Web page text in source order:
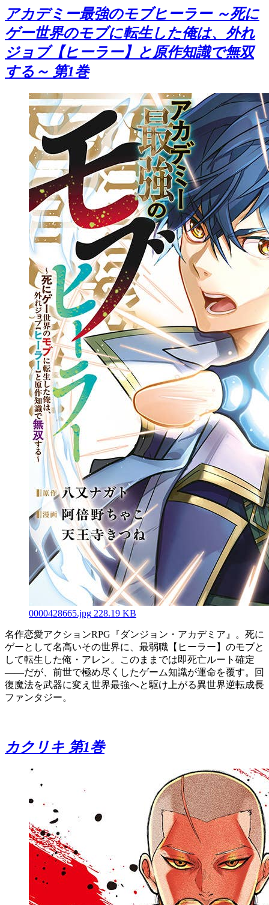
アカデミー最強のモブヒーラー ～死に
ゲー世界のモブに転生した俺は、外れ
ジョブ【ヒーラー】と原作知識で無双
する～ 第1巻
0000428665.jpg 228.19 KB
名作恋愛アクションRPG『ダンジョン・アカデミア』。死に
ゲーとして名高いその世界に、最弱職【ヒーラー】のモブと
して転生した俺・アレン。このままでは即死亡ルート確定
――だが、前世で極め尽くしたゲーム知識が運命を覆す。回
復魔法を武器に変え世界最強へと駆け上がる異世界逆転成長
ファンタジー。
カクリキ 第1巻